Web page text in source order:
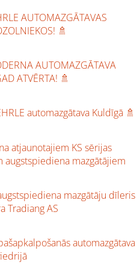
AUTOMAZGĀTAVAS
🚿
AUTOMAZGĀTAVA
ATVĒRTA! 🚿
automazgātava Kuldīgā 🚿
atjaunotajiem KS sērijas
augstspiediena mazgātājiem
mazgātāju dīleris
Tradiang AS
automazgātava